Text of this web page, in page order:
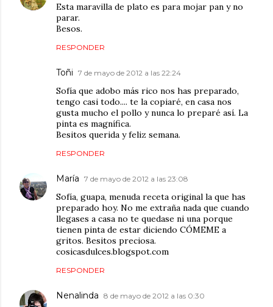
Esta maravilla de plato es para mojar pan y no
parar.
Besos.
RESPONDER
Toñi 7 de mayo de 2012 a las 22:24
Sofía que adobo más rico nos has preparado,
tengo casi todo.... te la copiaré, en casa nos
gusta mucho el pollo y nunca lo preparé así. La
pinta es magnífica.
Besitos querida y feliz semana.
RESPONDER
María 7 de mayo de 2012 a las 23:08
Sofía, guapa, menuda receta original la que has
preparado hoy. No me extraña nada que cuando
llegases a casa no te quedase ni una porque
tienen pinta de estar diciendo CÓMEME a
gritos. Besitos preciosa.
cosicasdulces.blogspot.com
RESPONDER
Nenalinda 8 de mayo de 2012 a las 0:30